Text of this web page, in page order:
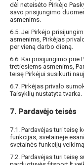
dėl neteisėto Pirkėjo
savo prisijungimo
asmenims.
6.5. Jei Pirkėjo
asmenims, Pirkėjas
per vieną darbo dieną.
6.6. Kai prisijungimo prie
tretiesiems asmenims,
teisę Pirkėjui susikurti
6.7. Pirkėjas privalo
Taisyklių nustatyta tvarka.
7. Pardavėjo teisės
7.1. Pardavėjas turi teisę
funkcijas, svetainėje
svetainės funkcijų veikimą.
7.2. Pardavėjas turi teisę